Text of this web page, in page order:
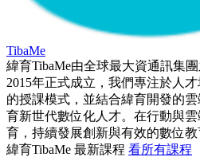
TibaMe
緯育TibaMe由全球最大資通訊集
2015年正式成立，我們專注於人
的授課模式，並結合緯育開發的
育新世代數位化人才。在行動與
育，持續發展創新與有效的數位教
緯育TibaMe 最新課程 看所有課程